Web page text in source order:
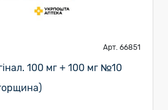
Арт. 66851
100 мг + 100 мг №10